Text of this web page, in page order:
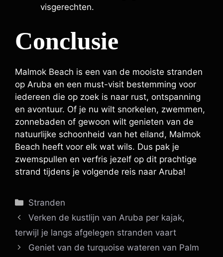
visgerechten.
Conclusie
Malmok Beach is een van de mooiste stranden
op Aruba en een must-visit bestemming voor
iedereen die op zoek is naar rust, ontspanning
en avontuur. Of je nu wilt snorkelen, zwemmen,
zonnebaden of gewoon wilt genieten van de
natuurlijke schoonheid van het eiland, Malmok
Beach heeft voor elk wat wils. Dus pak je
zwemspullen en verfris jezelf op dit prachtige
strand tijdens je volgende reis naar Aruba!
Categorieën
Stranden
Verken de kustlijn van Aruba per kajak,
terwijl je langs afgelegen stranden vaart
Geniet van de turquoise wateren van Palm